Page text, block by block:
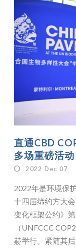
直通CBD
多场重磅活动
2022 Dec 07
2022年是环境保
十四届缔约方大
变化框架公约》
（UNFCCC
赫举行。紧随其